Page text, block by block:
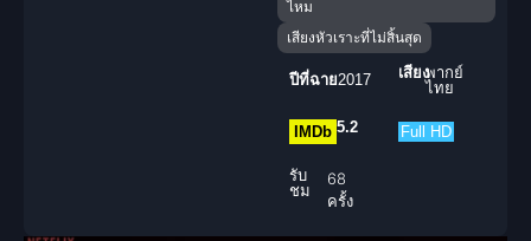
ไหม
เสียงหัวเราะที่ไม่สิ้นสุด
ปีที่ฉาย2017 เสียงพากย์
ไทย
IMDb 5.2 Full HD
รับ
ชม
68
ครั้ง